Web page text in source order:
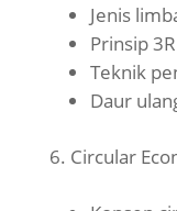
Jenis
Prinsip
Teknik
Daur
Circular